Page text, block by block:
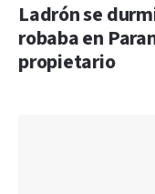
Ladrón se
robaba en
propietario